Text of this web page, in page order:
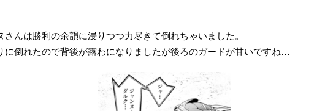
さんは勝利の余韻に浸りつつ力尽きて倒れちゃいました。
に倒れたので背後が露わになりましたが後ろのガードが甘いですね…